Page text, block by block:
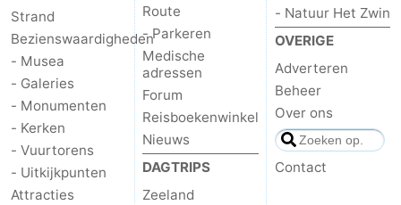
Strand
Bezienswaardigheden
- Musea
- Galeries
- Monumenten
- Kerken
- Vuurtorens
- Uitkijkpunten
Attracties
Route
- Parkeren
Medische
adressen
Forum
Reisboekenwinkel
Nieuws
DAGTRIPS
Zeeland
- Natuur Het Zwin
OVERIGE
Adverteren
Beheer
Over ons
Contact